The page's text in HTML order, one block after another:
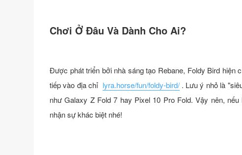
Chơi Ở Đâu Và Dành Cho Ai?
Được phát triển bởi nhà sáng tạo Rebane, Foldy Bird hiện
tiếp vào địa chỉ lyra.horse/fun/foldy-bird/ . Lưu ý nhỏ là
như Galaxy Z Fold 7 hay Pixel 10 Pro Fold. Vậy nên,
nhận sự khác biệt nhé!